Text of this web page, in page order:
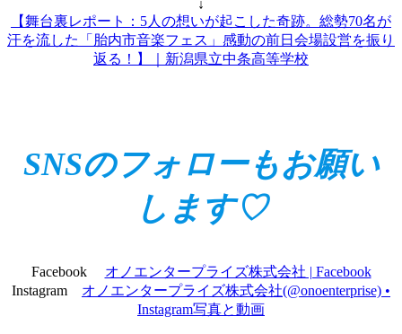
↓
【舞台裏レポート：5人の想いが起こした奇跡。総勢70名が
汗を流した「胎内市音楽フェス」感動の前日会場設営を振り
返る！】｜新潟県立中条高等学校
SNSのフォローもお願い
します♡
Facebook オノエンタープライズ株式会社 | Facebook
Instagram オノエンタープライズ株式会社(@onoenterprise) •
Instagram写真と動画